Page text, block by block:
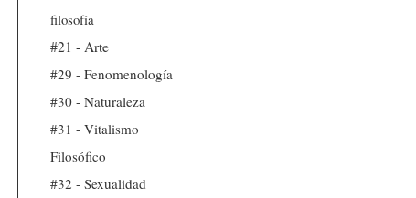
filosofía
#21 - Arte
#29 - Fenomenología
#30 - Naturaleza
#31 - Vitalismo
Filosófico
#32 - Sexualidad